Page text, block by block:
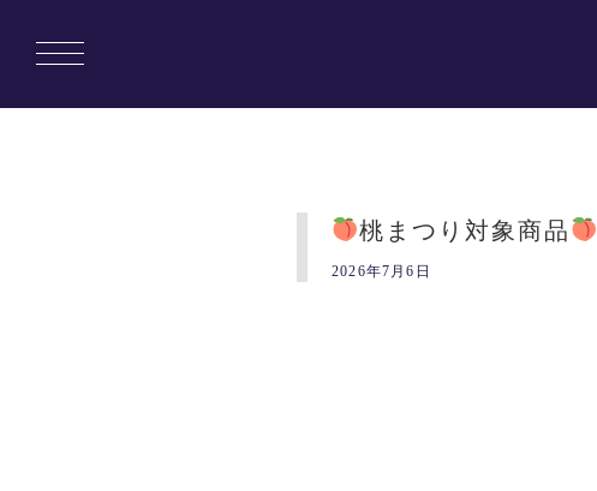
桃まつり対象商品
2026年7月6日